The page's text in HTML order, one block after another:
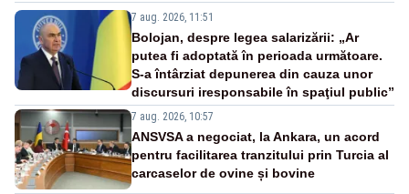
7 aug. 2026, 11:51
Bolojan, despre legea salarizării: „Ar
putea fi adoptată în perioada următoare.
S-a întârziat depunerea din cauza unor
discursuri iresponsabile în spaţiul public”
7 aug. 2026, 10:57
ANSVSA a negociat, la Ankara, un acord
pentru facilitarea tranzitului prin Turcia al
carcaselor de ovine și bovine